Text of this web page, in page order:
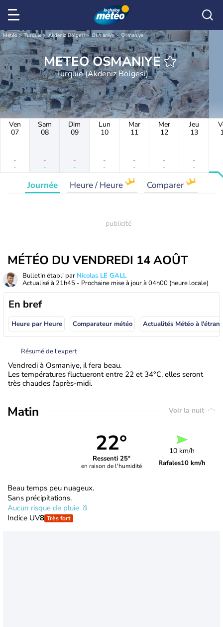
Météo Turquie Akdeniz Bölgesi Osmaniye Osmaniye
METEO OSMANIYE
Turquie (Akdeniz Bölgesi)
Ven
07
-
-
Sam
08
-
-
Dim
09
-
-
Lun
10
-
-
Mar
11
-
-
Mer
12
-
-
Jeu
13
-
-
Journée Heure / Heure Comparer
MÉTÉO DU VENDREDI 14 AOÛT
Bulletin établi par Nicolas LE GALL
Actualisé à 21h45 - Prochaine mise à jour à 04h00 (heure locale)
En bref
Heure par Heure Comparateur météo
Résumé de l’expert
Vendredi à Osmaniye, il fera beau.
Les températures fluctueront entre 22 et 34°C, elles seront
très chaudes l'après-midi.
Matin Voir la nuit
22°
Ressenti 25°
en raison de l'humidité
10 km/h
Rafales10 km/h
Beau temps peu nuageux.
Sans précipitations.
Aucun risque de pluie
Indice UV8 Très fort